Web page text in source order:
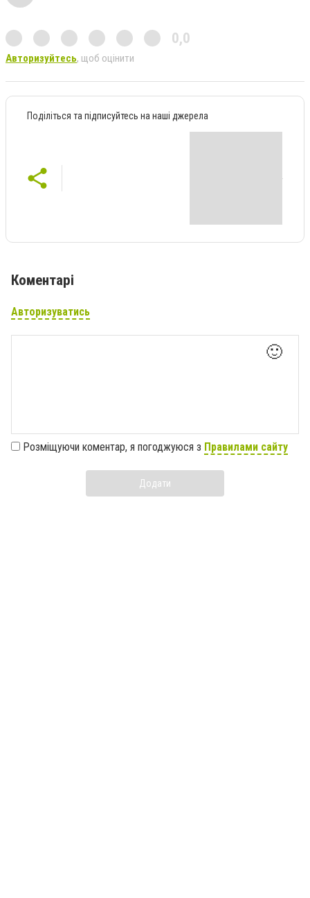
0,0
Авторизуйтесь, щоб оцінити
Поділіться та підписуйтесь на наші джерела
Коментарі
Авторизуватись
🙂
Розміщуючи коментар, я погоджуюся з Правилами сайту
Додати